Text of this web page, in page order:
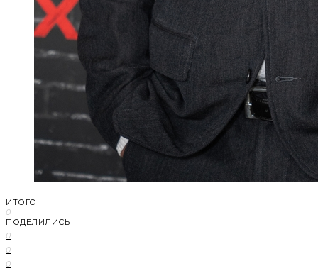
ИТОГО
0
ПОДЕЛИЛИСЬ
0
0
0